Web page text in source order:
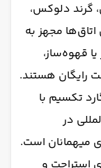
گرند دلوکس،
مجهز به
قهوه‌ساز،
رایگان هستند.
تکسیم با
در
میهمانان است.